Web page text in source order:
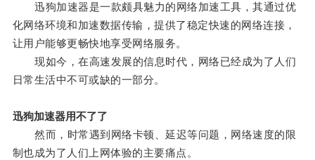
迅狗加速器是一款颇具魅力的网络加速工具，其通过优
化网络环境和加速数据传输，提供了稳定快速的网络连接，
让用户能够更畅快地享受网络服务。
现如今，在高速发展的信息时代，网络已经成为了人们
日常生活中不可或缺的一部分。
迅狗加速器用不了了
然而，时常遇到网络卡顿、延迟等问题，网络速度的限
制也成为了人们上网体验的主要痛点。